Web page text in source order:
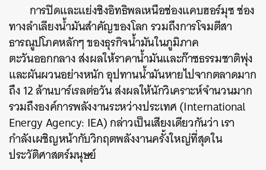
การปิดและแย่งชิงอิทธิพลเหนือช่องแคบฮอร์มุซ ช่อง
ทางลำเลียงน้ำมันสำคัญของโลก รวมถึงการโจมตีสา
ธารณูปโภคหลักๆ ของธุรกิจน้ำมันในภูมิภาค
ตะวันออกกลาง ส่งผลให้ราคาน้ำมันและก๊าซธรรมชาติพุ่ง
และผันผวนอย่างหนัก อุปทานน้ำมันหายไปจากตลาดมาก
ถึง 12 ล้านบาร์เรลต่อวัน ส่งผลให้นักวิเคราะห์จำนวนมาก
รวมถึงองค์การพลังงานระหว่างประเทศ (International
Energy Agency: IEA) กล่าวเป็นเสียงเดียวกันว่า เรา
กำลังเผชิญหน้ากับวิกฤตพลังงานครั้งใหญ่ที่สุดใน
ประวัติศาสตร์มนุษย์